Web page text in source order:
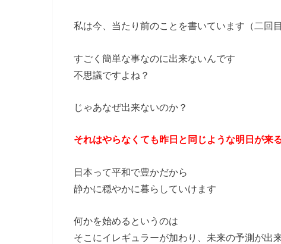
私は今、当たり前のことを書いています（二回目
すごく簡単な事なのに出来ないんです
不思議ですよね？
じゃあなぜ出来ないのか？
それはやらなくても昨日と同じような明日が来
日本って平和で豊かだから
静かに穏やかに暮らしていけます
何かを始めるというのは
そこにイレギュラーが加わり、未来の予測が出